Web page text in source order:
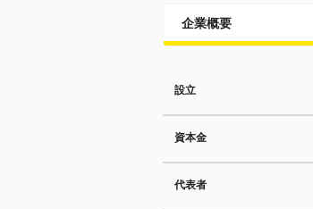
企業概要
設立
資本金
代表者